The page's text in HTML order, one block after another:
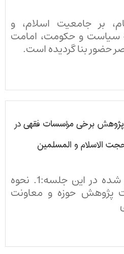
بر جامعیت اسلام، و
سیاست و حکومت، امامت
حضور بنا گردیده است.
برخی مؤسسات فقهی در
حضور حجت الاسلام و المسلمین
پژوهش حوزه های علمیه)
برخی موضوعات مطرح شده در این جلسه:1. نحوه
پژوهش حوزه و معاونت
جهت ارتقای سطح علمی
مراکز فقهی و طرح